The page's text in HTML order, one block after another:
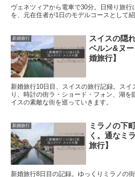
ヴェネツィアから電車で30分。日帰り旅行
を、元在住者が1日のモデルコースとして紹
新婚旅行
スイスの隠
ベルン&ヌ
婚旅行】
新婚旅行10日目、スイスの旅行記録。スイ
り、時計の街ラ・ショード・フォン、湖を
イスの素敵な街を巡っていきます。
新婚旅行
ミラノの下
く。通なミ
旅行】
新婚旅行8日目の記録。ゆっくりミラノの